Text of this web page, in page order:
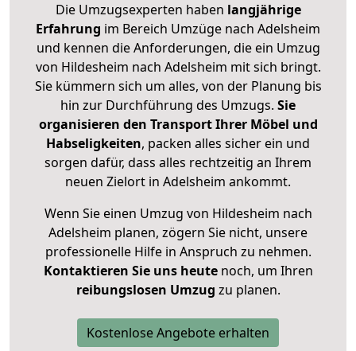
Die Umzugsexperten haben langjährige
Erfahrung im Bereich Umzüge nach Adelsheim
und kennen die Anforderungen, die ein Umzug
von Hildesheim nach Adelsheim mit sich bringt.
Sie kümmern sich um alles, von der Planung bis
hin zur Durchführung des Umzugs. Sie
organisieren den Transport Ihrer Möbel und
Habseligkeiten, packen alles sicher ein und
sorgen dafür, dass alles rechtzeitig an Ihrem
neuen Zielort in Adelsheim ankommt.
Wenn Sie einen Umzug von Hildesheim nach
Adelsheim planen, zögern Sie nicht, unsere
professionelle Hilfe in Anspruch zu nehmen.
Kontaktieren Sie uns heutenoch, um Ihren
reibungslosen Umzug zu planen.
Kostenlose Angebote erhalten